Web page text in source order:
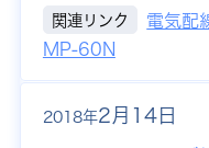
関連リンク
電気配
MP-60N
2018年2月14日